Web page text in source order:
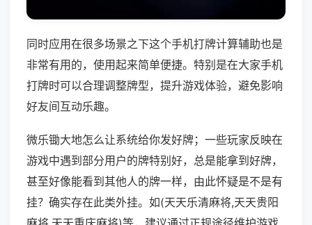
同时应用在很多场景之下这个手机打牌计算辅助也是
非常有用的，使用起来简单便捷。特别是在大家手机
打牌时可以合理调整牌型，提升游戏体验，避免影响
好友间互动乐趣。
微乐锄大地怎么让系统给你发好牌；一些玩家反映在
游戏中遇到部分用户的牌特别好，总是能拿到好牌，
甚至好像能看到其他人的牌一样，由此怀疑是不是有
挂？确实存在此类外挂。如(天天乐清麻将,天天贵阳